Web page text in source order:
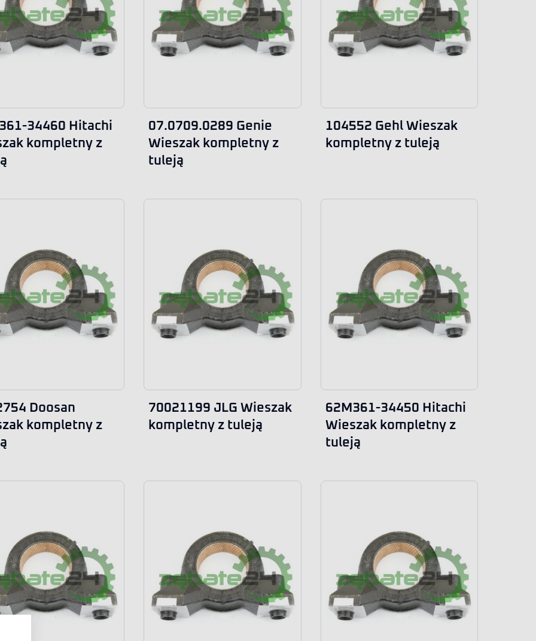
34460 Hitachi
kompletny z
07.0709.0289 Genie
Wieszak kompletny z
tuleją
104552 Gehl Wieszak
kompletny z tuleją
Doosan
kompletny z
70021199 JLG Wieszak
kompletny z tuleją
62M361-34450 Hitachi
Wieszak kompletny z
tuleją